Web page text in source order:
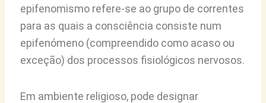
epifenomismo refere-se ao grupo de correntes
para as quais a consciência consiste num
epifenómeno (compreendido como acaso ou
exceção) dos processos fisiológicos nervosos.
Em ambiente religioso, pode designar